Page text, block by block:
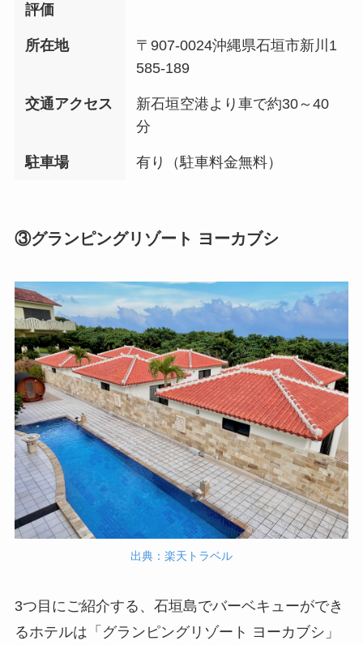
評価
所在地
〒907-0024沖縄県石垣市新川1
585-189
交通アクセス
新石垣空港より車で約30～40
分
駐車場 有り（駐車料金無料）
③グランピングリゾート ヨーカブシ
出典：楽天トラベル
3つ目にご紹介する、石垣島でバーベキューができ
るホテルは「グランピングリゾート ヨーカブシ」